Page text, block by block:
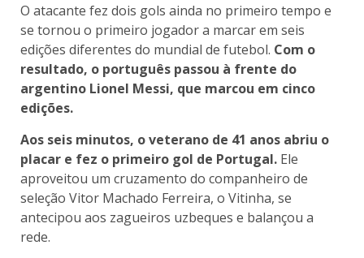
O atacante fez dois gols ainda no primeiro tempo e
se tornou o primeiro jogador a marcar em seis
edições diferentes do mundial de futebol. Com o
resultado, o português passou à frente do
argentino Lionel Messi, que marcou em cinco
edições.
Aos seis minutos, o veterano de 41 anos abriu o
placar e fez o primeiro gol de Portugal. Ele
aproveitou um cruzamento do companheiro de
seleção Vitor Machado Ferreira, o Vitinha, se
antecipou aos zagueiros uzbeques e balançou a
rede.